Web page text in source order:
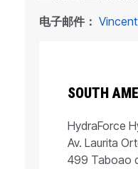
电子邮件：
SOUTH
HydraForce
Av. Laurita
499 Taboao